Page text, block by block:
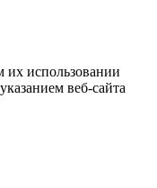
их использовании
веб-сайта